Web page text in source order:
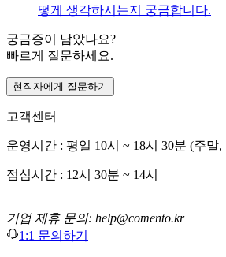
떻게 생각하시는지 궁금합니다.
궁금증이 남았나요?
빠르게 질문하세요.
현직자에게 질문하기
고객센터
운영시간 : 평일 10시 ~ 18시 30분 (주말
점심시간 : 12시 30분 ~ 14시
기업 제휴 문의: help@comento.kr
1:1 문의하기